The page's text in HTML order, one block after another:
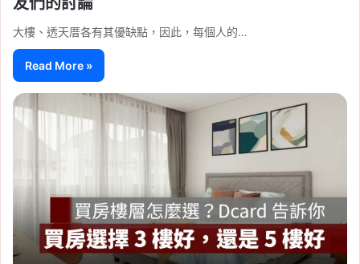
大樓、透天厝各有其優缺點，因此，每個人的…
Read More »